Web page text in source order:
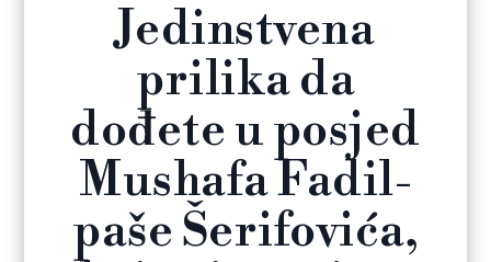
Jedinstvena
prilika da
dođete u posjed
Mushafa Fadil-
paše Šerifovića,